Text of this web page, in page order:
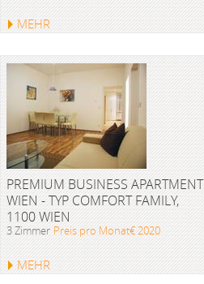
MEHR
PREMIUM BUSINESS APARTMENT
WIEN - TYP COMFORT FAMILY,
1100 WIEN
3 Zimmer Preis pro Monat€ 2020
MEHR